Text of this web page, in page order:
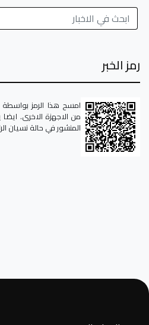
رمز الخبر
امسح هذا الرمز بواسطة
من الاجهزة الاخرى.
المنشور في حالة نسيان